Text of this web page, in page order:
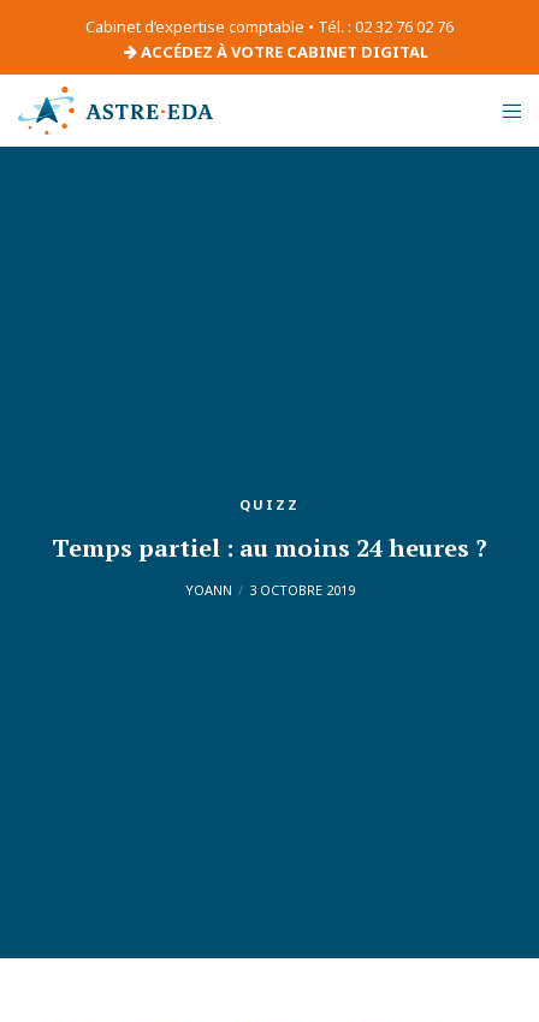
Cabinet d’expertise comptable • Tél. : 02 32 76 02 76
ACCÉDEZ À VOTRE CABINET DIGITAL
QUIZZ
Temps partiel : au moins 24 heures ?
YOANN 3 OCTOBRE 2019